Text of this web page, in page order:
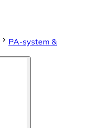
PA-system &